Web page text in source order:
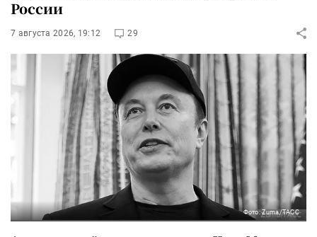
России
7 августа 2026, 19:12 29
Фото: Zuma/ТАСС